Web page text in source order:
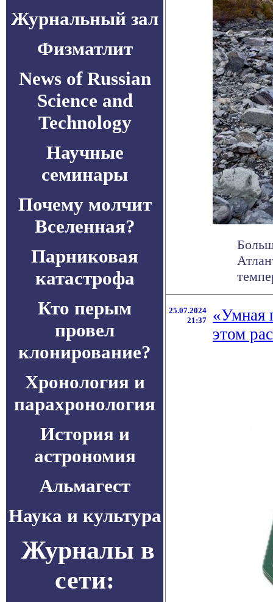
Журнальный зал
Физматлит
News of Russian
Science and
Technology
Научные
семинары
Почему молчит
Вселенная?
Парниковая
катастрофа
Кто перым
провел
клонирование?
Хронология и
парахронология
История и
астрономия
Альмагест
Наука и культура
Журналы в
сети:
25.07.2024
21:37
«Умная
этом